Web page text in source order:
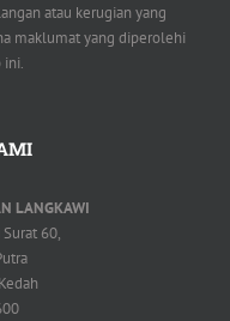
atau kerugian yang
maklumat yang diperolehi
ini.
LANGKAWI
60,